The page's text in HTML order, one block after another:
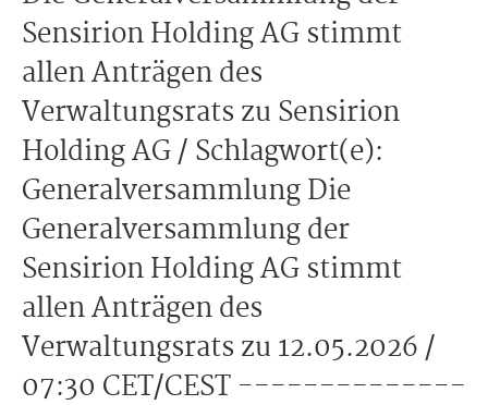
Sensirion Holding AG stimmt
allen Anträgen des
Verwaltungsrats zu Sensirion
Holding AG / Schlagwort(e):
Generalversammlung Die
Generalversammlung der
Sensirion Holding AG stimmt
allen Anträgen des
Verwaltungsrats zu 12.05.2026 /
07:30 CET/CEST --------------